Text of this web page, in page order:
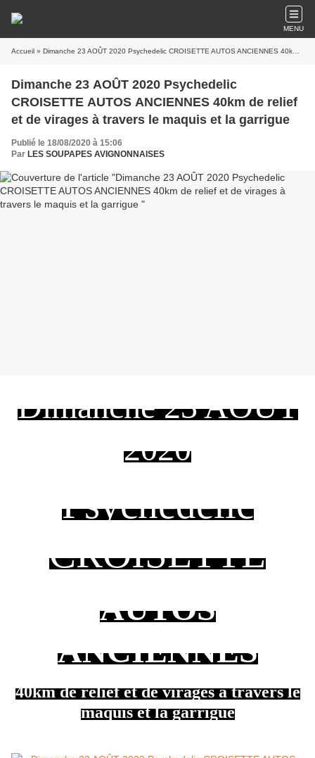
MENU
Accueil » Dimanche 23 AOÛT 2020 Psychedelic CROISETTE AUTOS ANCIENNES 40km de relief et de virages à travers le maquis et la garrigue
Dimanche 23 AOÛT 2020 Psychedelic
CROISETTE AUTOS ANCIENNES 40km de relief
et de virages à travers le maquis et la garrigue
Publié le 18/08/2020 à 15:06
Par LES SOUPAPES AVIGNONNAISES
Dimanche 23 AOÛT
2020
Psychedelic
CROISETTE
AUTOS
ANCIENNES
40km de relief et de virages à travers le
maquis et la garrigue